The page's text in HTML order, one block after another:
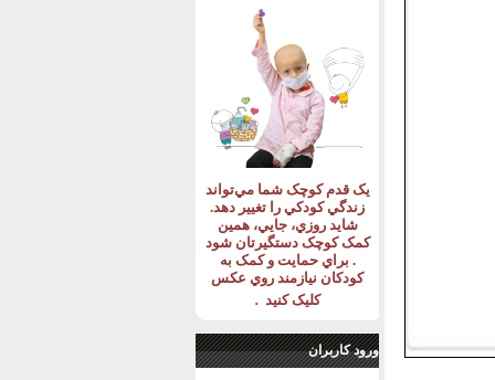
يک قدم کوچک شما مي‌تواند
زندگي کودکي را تغيير دهد.
شايد روزي، جايي، همين
کمک کوچک دستگيرتان شود
. براي حمايت و کمک به
کودکان نيازمند روي عکس
کليک کنيد .
ورود کاربران